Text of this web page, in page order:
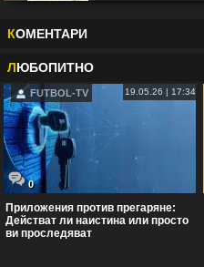
КОМЕНТАРИ
ЛЮБОПИТНО
FUTBOL-TV 19.05.26 | 17:34
0
Приложения против прегаряне:
Действат ли наистина или просто
ви проследяват